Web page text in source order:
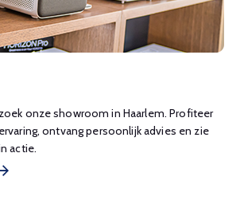
onze showroom in Haarlem. Profiteer
ontvang persoonlijk advies en zie
actie.